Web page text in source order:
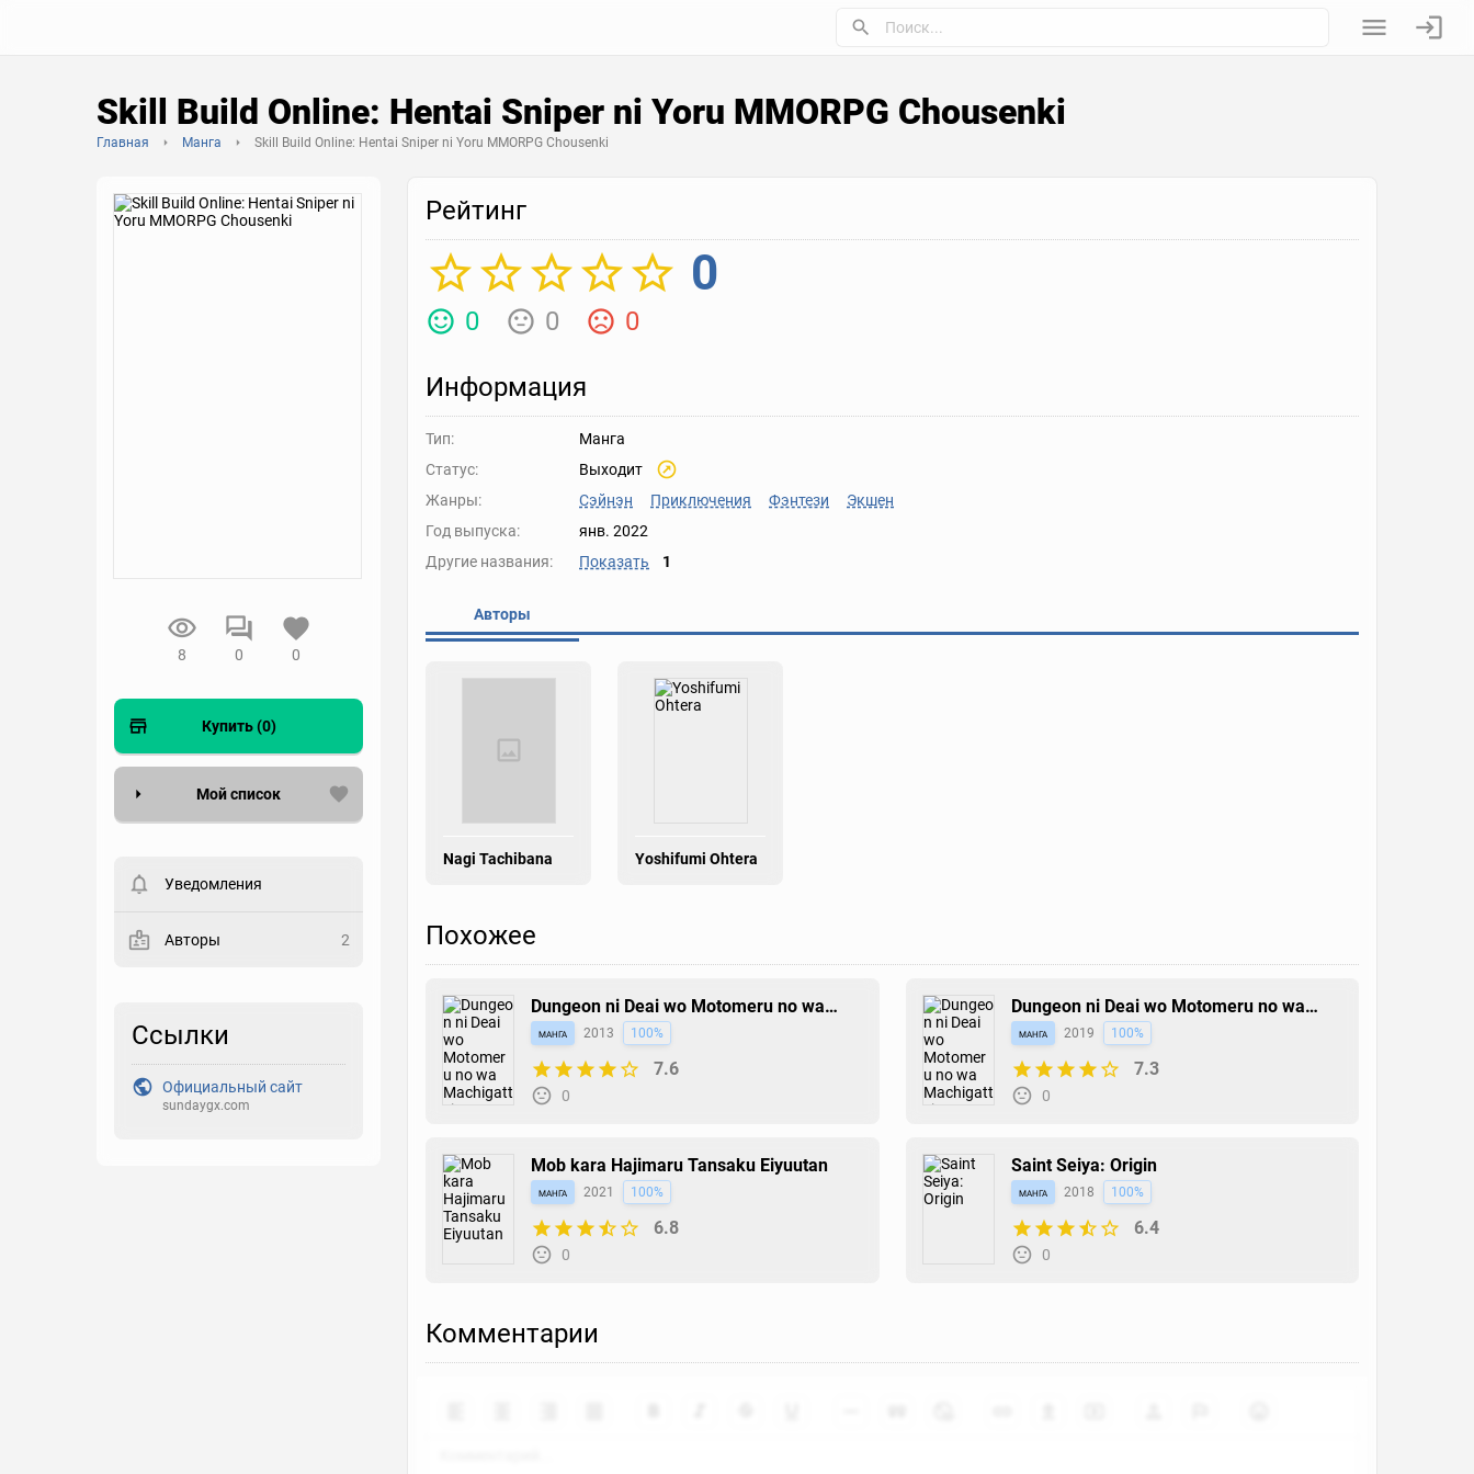
Skill Build Online: Hentai Sniper ni Yoru MMORPG Chousenki
Главная Манга Skill Build Online: Hentai Sniper ni Yoru MMORPG Chousenki
8 0 0
Купить (0)
Мой список
пользователи. Хотите
Статус
Рейтинг
Выберите рейтинг
Уведомления
Авторы 2
Ссылки
Официальный сайт
sundaygx.com
Рейтинг
0
0 0 0
Информация
Тип:
Манга
Статус:
Выходит
Жанры:
Сэйнэн Приключения Фэнтези
Экшен
Год выпуска:
янв. 2022
Другие названия:
Показать 1
Авторы
Nagi Tachibana Yoshifumi Ohtera
Похожее
Dungeon ni Deai wo Motomeru no wa
Machigatteiru Darou ka
манга 2013 100%
7.6
0
Dungeon ni Deai wo Motomeru no wa
Machigatteiru Darou ka II
манга 2019 100%
7.3
0
Mob kara Hajimaru Tansaku Eiyuutan
манга 2021 100%
6.8
0
Saint Seiya: Origin
манга 2018 100%
6.4
0
Комментарии